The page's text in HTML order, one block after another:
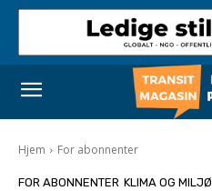
Hjem For abonnenter
FOR ABONNENTER KLIMA OG MILJØ